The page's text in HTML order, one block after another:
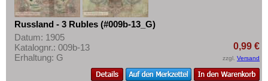
Russland - 3 Rubles (#009b-13_G)
Datum: 1905
Katalognr.: 009b-13
Erhaltung: G
0,99 €
zzgl. Versand